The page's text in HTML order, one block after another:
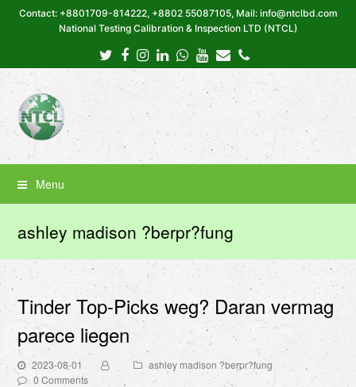
Contact: +8801709-814222, +8802 55087105, Mail: info@ntclbd.com
National Testing Calibration & Inspection LTD (NTCL)
Twitter
Facebook
Instagram
LinkedIn
Whatsapp
Youtube
EmailPhone
Menu
ashley madison ?berpr?fung
Tinder Top-Picks weg? Daran vermag
parece liegen
2023-08-01
ashley madison ?berpr?fung
0 Comments